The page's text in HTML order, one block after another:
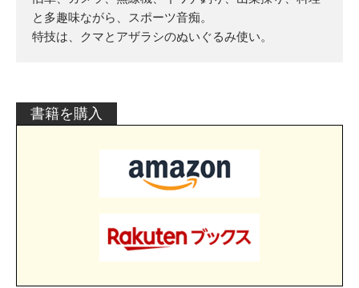
と多趣味ながら、スポーツ音痴。
特技は、クマとアザラシのぬいぐるみ使い。
書籍を購入